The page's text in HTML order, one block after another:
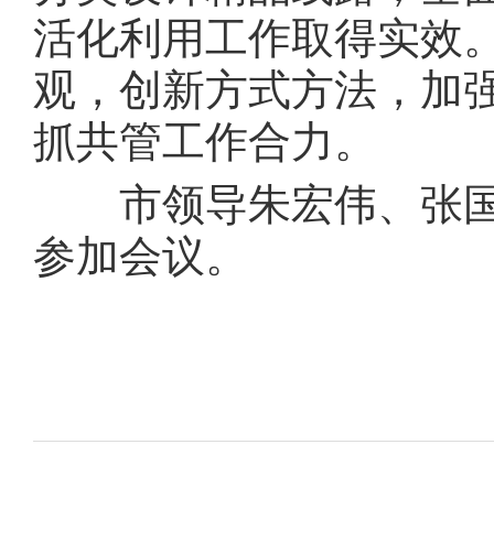
活化利用工作取得实效
观，创新方式方法，加
抓共管工作合力。
市领导朱宏伟、张国
参加会议。